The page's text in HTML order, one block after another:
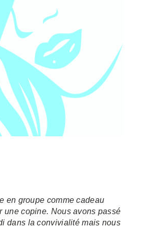
en groupe comme cadeau
une copine. Nous avons passé
dans la convivialité mais nous